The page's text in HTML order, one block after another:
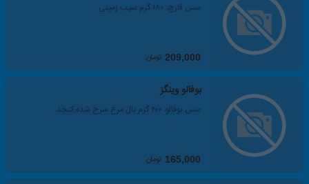
سس قارچ، ۱۸۰ گرم سیب زمینی
209,000 تومان
بوفالو وینگز
سس بوفالو، ۲۰۰ گرم بال مرغ سرخ شده,کنجد
165,000 تومان